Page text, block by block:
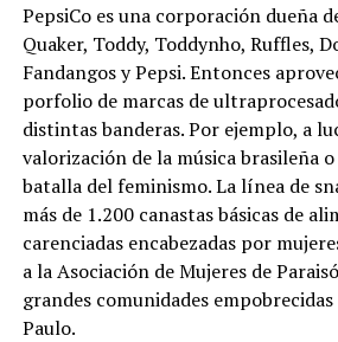
PepsiCo es una corporación dueña
Quaker, Toddy, Toddynho, Ruffles,
Fandangos y Pepsi. Entonces
porfolio de marcas de
distintas banderas. Por ejemplo, a
valorización de la música brasileña
batalla del feminismo. La línea de
más de 1.200 canastas básicas de
carenciadas encabezadas por
a la Asociación de Mujeres de
grandes comunidades empobrecidas
Paulo.